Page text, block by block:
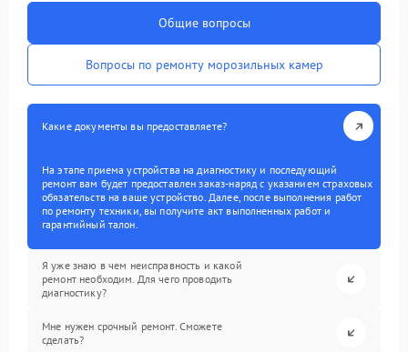
Общие вопросы
Вопросы по ремонту морозильных камер
Какие документы вы предоставляете?
На этапе приема устройства на диагностику и последующий
ремонт вам будет предоставлен заказ-наряд с указанием страховых
обязательств на ваше устройство. Далее, после выполнения работ
по ремонту техники, вы получите акт выполненных работ и
гарантийный талон.
Я уже знаю в чем неисправность и какой
ремонт необходим. Для чего проводить
диагностику?
Мне нужен срочный ремонт. Сможете
сделать?